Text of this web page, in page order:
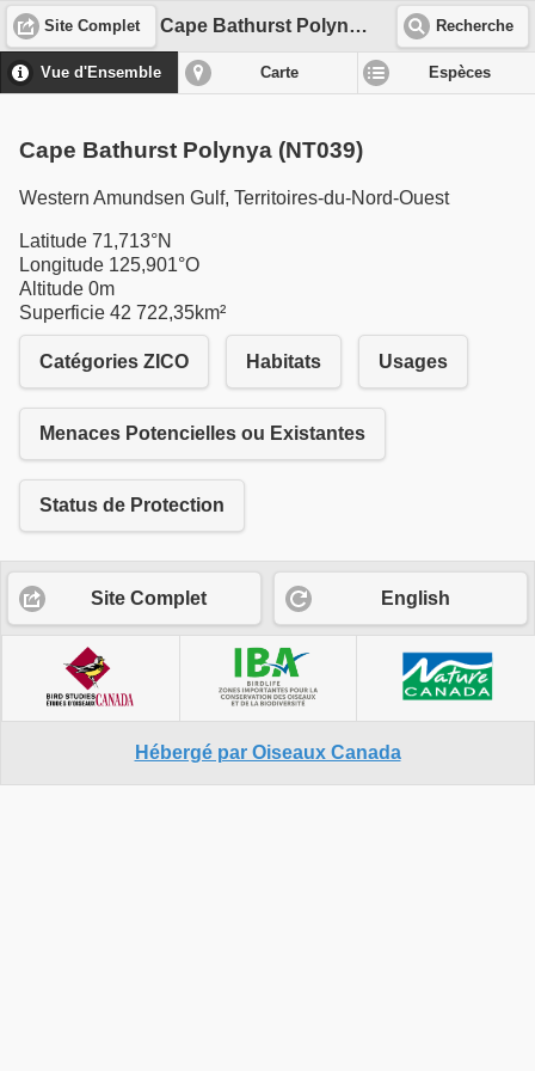
Site Complet Cape Bathurst Polynya (NT039) Recherche
Vue d'Ensemble Carte Espèces
Cape Bathurst Polynya (NT039)
Western Amundsen Gulf, Territoires-du-Nord-Ouest
Latitude 71,713°N
Longitude 125,901°O
Altitude 0m
Superficie 42 722,35km²
Catégories ZICO Habitats Usages
Menaces Potencielles ou Existantes
Status de Protection
Site Complet English
Hébergé par Oiseaux Canada